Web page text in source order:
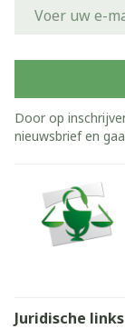
Door op
nieuwsbrief en
Juridische links